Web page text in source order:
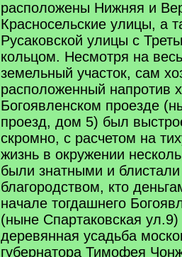
расположены Нижняя и
Красносельские улицы, а
Русаковской улицы с
кольцом. Несмотря на
земельный участок, сам
расположенный напротив
Богоявленском проезде
проезд, дом 5) был
скромно, с расчетом на
жизнь в окружении
были знатными и блистали
благородством, кто
начале тогдашнего
(ныне Спартаковская ул.9)
деревянная усадьба
губернатора Тимофея